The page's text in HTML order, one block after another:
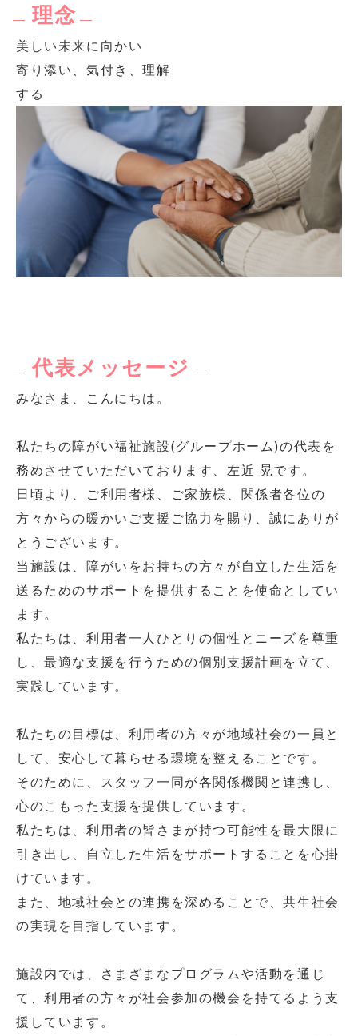
理念
美しい未来に向かい
寄り添い、気付き、理解
する
代表メッセージ
みなさま、こんにちは。
私たちの障がい福祉施設(グループホーム)の代表を
務めさせていただいております、左近 晃です。
日頃より、ご利用者様、ご家族様、関係者各位の
方々からの暖かいご支援ご協力を賜り、誠にありが
とうございます。
当施設は、障がいをお持ちの方々が自立した生活を
送るためのサポートを提供することを使命としてい
ます。
私たちは、利用者一人ひとりの個性とニーズを尊重
し、最適な支援を行うための個別支援計画を立て、
実践しています。
私たちの目標は、利用者の方々が地域社会の一員と
して、安心して暮らせる環境を整えることです。
そのために、スタッフ一同が各関係機関と連携し、
心のこもった支援を提供しています。
私たちは、利用者の皆さまが持つ可能性を最大限に
引き出し、自立した生活をサポートすることを心掛
けています。
また、地域社会との連携を深めることで、共生社会
の実現を目指しています。
施設内では、さまざまなプログラムや活動を通じ
て、利用者の方々が社会参加の機会を持てるよう支
援しています。